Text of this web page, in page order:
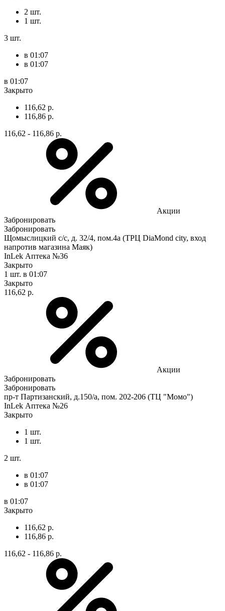
2 шт.
1 шт.
3 шт.
в 01:07
в 01:07
в 01:07
Закрыто
116,62 р.
116,86 р.
116,62 - 116,86 р.
Акции
Забронировать
Забронировать
Щомыслицкий с/с, д. 32/4, пом.4а (ТРЦ DiaMond city, вход
напротив магазина Маяк)
InLek Аптека №36
Закрыто
1 шт. в 01:07
Закрыто
116,62 р.
Акции
Забронировать
Забронировать
пр-т Партизанский, д.150/а, пом. 202-206 (ТЦ "Момо")
InLek Аптека №26
Закрыто
1 шт.
1 шт.
2 шт.
в 01:07
в 01:07
в 01:07
Закрыто
116,62 р.
116,86 р.
116,62 - 116,86 р.